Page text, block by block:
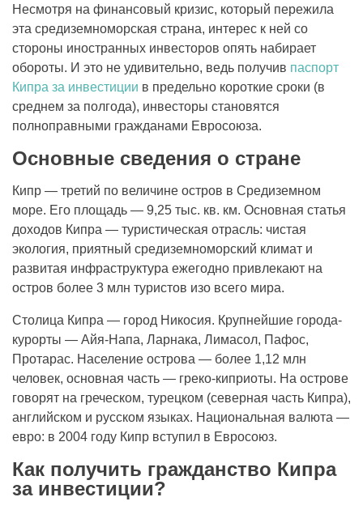
Несмотря на финансовый кризис, который пережила
эта средиземноморская страна, интерес к ней со
стороны иностранных инвесторов опять набирает
обороты. И это не удивительно, ведь получив паспорт
Кипра за инвестиции в предельно короткие сроки (в
среднем за полгода), инвесторы становятся
полноправными гражданами Евросоюза.
Основные сведения о стране
Кипр — третий по величине остров в Средиземном
море. Его площадь — 9,25 тыс. кв. км. Основная статья
доходов Кипра — туристическая отрасль: чистая
экология, приятный средиземноморский климат и
развитая инфраструктура ежегодно привлекают на
остров более 3 млн туристов изо всего мира.
Столица Кипра — город Никосия. Крупнейшие города-
курорты — Айя-Напа, Ларнака, Лимасол, Пафос,
Протарас. Население острова — более 1,12 млн
человек, основная часть — греко-киприоты. На острове
говорят на греческом, турецком (северная часть Кипра),
английском и русском языках. Национальная валюта —
евро: в 2004 году Кипр вступил в Евросоюз.
Как получить гражданство Кипра
за инвестиции?